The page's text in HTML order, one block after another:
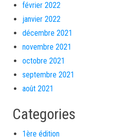
février 2022
janvier 2022
décembre 2021
novembre 2021
octobre 2021
septembre 2021
août 2021
Categories
1ère édition